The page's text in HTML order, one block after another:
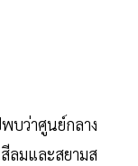
บว่าศูนย์กลาง
ลมและสยามส